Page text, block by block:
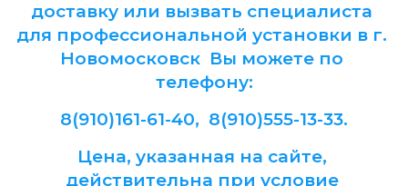
доставку или вызвать специалиста
для профессиональной установки в г.
Новомосковск  Вы можете по
телефону:
8(910)161-61-40,  8(910)555-13-33.
Цена, указанная на сайте,
действительна при условие